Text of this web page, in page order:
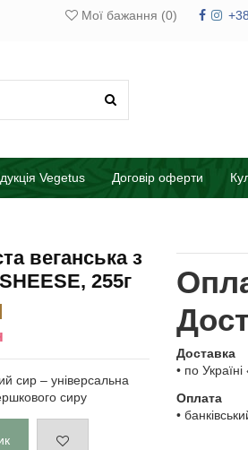
Мої бажання (0)
Vegetus Договір оферти
веганська з
255г
сир – універсальна
сиру
Доставка
• по
Оплата
•